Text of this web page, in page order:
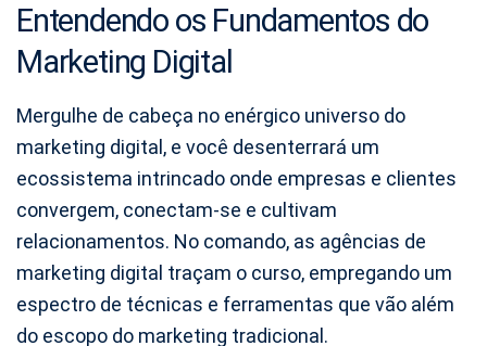
Entendendo os Fundamentos do
Marketing Digital
Mergulhe de cabeça no enérgico universo do
marketing digital, e você desenterrará um
ecossistema intrincado onde empresas e clientes
convergem, conectam-se e cultivam
relacionamentos. No comando, as agências de
marketing digital traçam o curso, empregando um
espectro de técnicas e ferramentas que vão além
do escopo do marketing tradicional.